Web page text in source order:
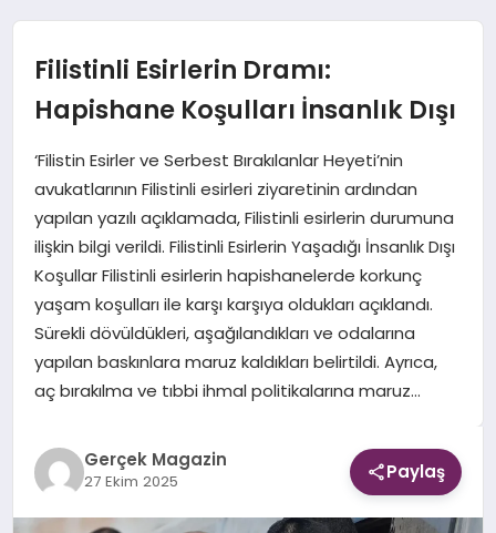
SPOR
TEKNOLOJI
SIYASET
EKONOMI
Filistinli Esirlerin Dramı:
Hapishane Koşulları İnsanlık Dışı
‘Filistin Esirler ve Serbest Bırakılanlar Heyeti’nin
avukatlarının Filistinli esirleri ziyaretinin ardından
yapılan yazılı açıklamada, Filistinli esirlerin durumuna
ilişkin bilgi verildi. Filistinli Esirlerin Yaşadığı İnsanlık Dışı
Koşullar Filistinli esirlerin hapishanelerde korkunç
yaşam koşulları ile karşı karşıya oldukları açıklandı.
Sürekli dövüldükleri, aşağılandıkları ve odalarına
yapılan baskınlara maruz kaldıkları belirtildi. Ayrıca,
aç bırakılma ve tıbbi ihmal politikalarına maruz…
Gerçek Magazin
27 Ekim 2025 Paylaş